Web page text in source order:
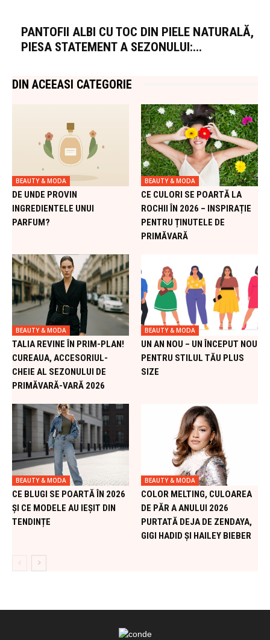
PANTOFII ALBI CU TOC DIN PIELE NATURALĂ,
PIESA STATEMENT A SEZONULUI:...
DIN ACEEASI CATEGORIE
BEAUTY & MODA
DE UNDE PROVIN
INGREDIENTELE UNUI
PARFUM?
BEAUTY & MODA
CE CULORI SE POARTĂ LA
ROCHII ÎN 2026 – INSPIRAȚIE
PENTRU ȚINUTELE DE
PRIMĂVARĂ
BEAUTY & MODA
TALIA REVINE ÎN PRIM-PLAN!
CUREAUA, ACCESORIUL-
CHEIE AL SEZONULUI DE
PRIMĂVARĂ-VARĂ 2026
BEAUTY & MODA
UN AN NOU – UN ÎNCEPUT NOU
PENTRU STILUL TĂU PLUS
SIZE
BEAUTY & MODA
CE BLUGI SE POARTĂ ÎN 2026
ȘI CE MODELE AU IEȘIT DIN
TENDINȚE
BEAUTY & MODA
COLOR MELTING, CULOAREA
DE PĂR A ANULUI 2026
PURTATĂ DEJA DE ZENDAYA,
GIGI HADID ȘI HAILEY BIEBER